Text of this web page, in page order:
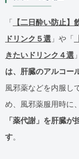
「 【二日酔い防止
ドリンク５選 」や「
きたいドリンク４選
は、肝臓のアルコー
風邪薬などを内服し
め、風邪薬服用時に
「薬代謝」を肝臓
す。